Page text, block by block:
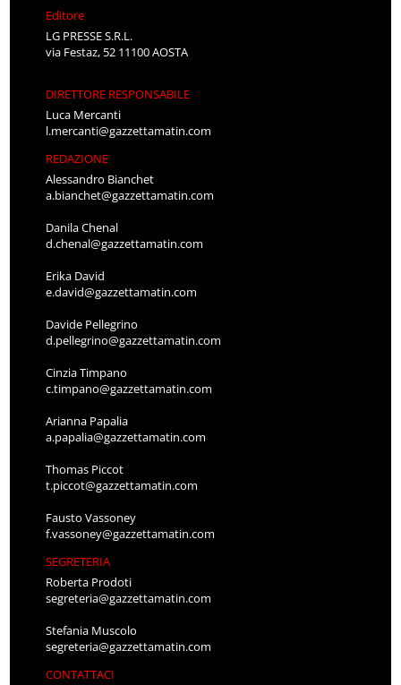
Editore
LG PRESSE S.R.L.
via Festaz, 52 11100 AOSTA
DIRETTORE RESPONSABILE
Luca Mercanti
l.mercanti@gazzettamatin.com
REDAZIONE
Alessandro Bianchet
a.bianchet@gazzettamatin.com
Danila Chenal
d.chenal@gazzettamatin.com
Erika David
e.david@gazzettamatin.com
Davide Pellegrino
d.pellegrino@gazzettamatin.com
Cinzia Timpano
c.timpano@gazzettamatin.com
Arianna Papalia
a.papalia@gazzettamatin.com
Thomas Piccot
t.piccot@gazzettamatin.com
Fausto Vassoney
f.vassoney@gazzettamatin.com
SEGRETERIA
Roberta Prodoti
segreteria@gazzettamatin.com
Stefania Muscolo
segreteria@gazzettamatin.com
CONTATTACI